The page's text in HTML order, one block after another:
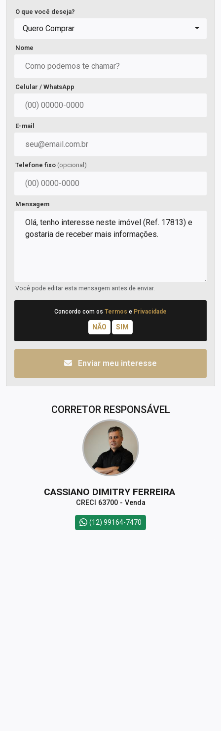
O que você deseja?
Quero Comprar
Nome
Celular / WhatsApp
E-mail
Telefone fixo (opcional)
Mensagem
Você pode editar esta mensagem antes de enviar.
Concordo com os Termos e Privacidade
Enviar meu interesse
CORRETOR RESPONSÁVEL
CASSIANO DIMITRY FERREIRA
CRECI 63700 - Venda
(12) 99164-7470